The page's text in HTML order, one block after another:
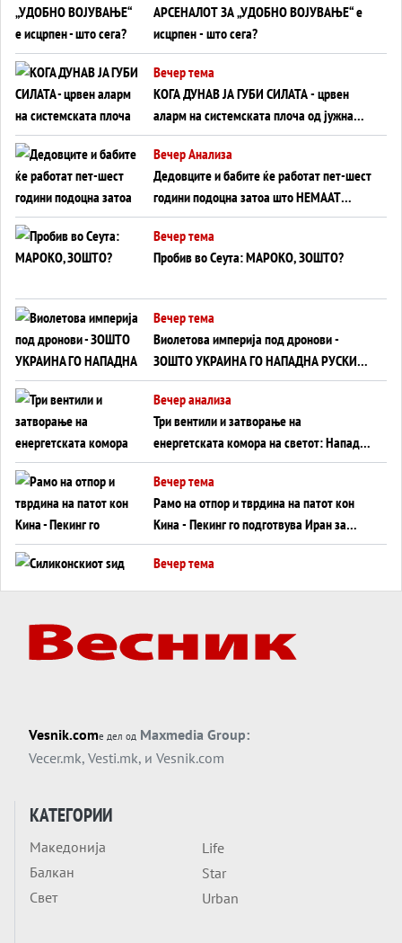
АРСЕНАЛОТ ЗА „УДОБНО ВОЈУВАЊЕ“ е
исцрпен - што сега?
Вечер тема
КОГА ДУНАВ ЈА ГУБИ СИЛАТА - црвен
аларм на системската плоча од јужна
Германија до Црното Море...
Вечер Анализа
Дедовците и бабите ќе работат пет-шест
години подоцна затоа што НЕМААТ
ВНУЦИ ДА ГИ ЗАМЕНАТ
Вечер тема
Пробив во Сеута: МАРОКО, ЗОШТО?
Вечер тема
Виолетова империја под дронови -
ЗОШТО УКРАИНА ГО НАПАДНА РУСКИОТ
WILDBERRIES
Вечер анализа
Три вентили и затворање на
енергетската комора на светот: Нападот
во Суец најавува глобален енергетски
инфаркт?
Вечер тема
Рамо на отпор и тврдина на патот кон
Кина - Пекинг го подготвува Иран за
американска копнена инвазија
Вечер тема
Вечер тема
Трамп тврди дека повторно „разговара“
Вечер тема
ДЛАБОКО УДОЛУ: Сметководствените
трикови што го соборија ЕНРОН ги
Вечер тема
Vesnik.comе дел од Maxmedia Group:
Vecer.mk, Vesti.mk, и Vesnik.com
КАТЕГОРИИ
Македонија
Балкан
Свет
Life
Star
Urban